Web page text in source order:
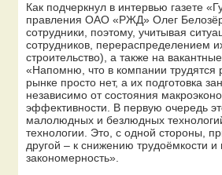
Как подчеркнул в интервью газете
правления ОАО «РЖД» Олег
сотрудники, поэтому, учитывая
сотрудников, перераспределением
строительство), а также на
«Напомню, что в компании трудятся
рынке просто нет, а их подготовка
независимо от состояния
эффективности. В первую очередь
малолюдных и безлюдных
технологии. Это, с одной стороны,
другой – к снижению трудоёмкости
закономерность».